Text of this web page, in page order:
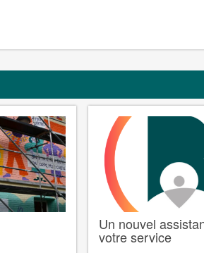
Un nouvel
votre service